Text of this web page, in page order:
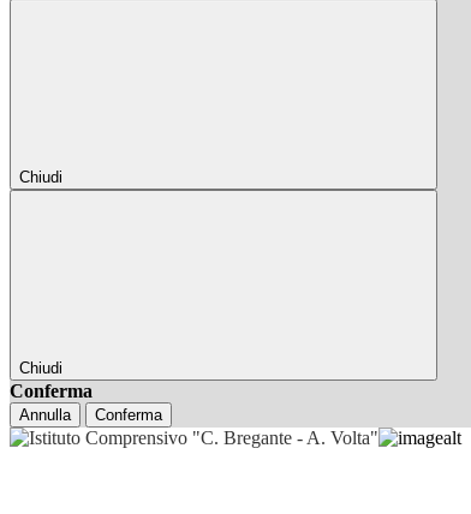
Chiudi
Chiudi
Conferma
Annulla Conferma